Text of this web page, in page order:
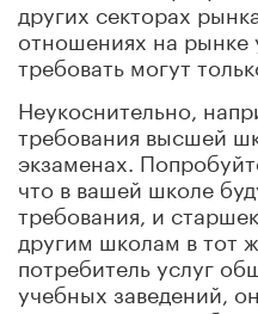
других секторах
отношениях на рынке
требовать могут
Неукоснительно,
требования высшей
экзаменах.
что в вашей школе
требования, и
другим школам в тот
потребитель услуг
учебных заведений,